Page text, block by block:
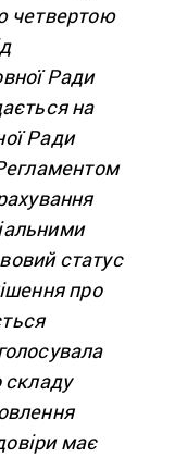
четвертою
Ради
на
Ради
статус
про
складу
має